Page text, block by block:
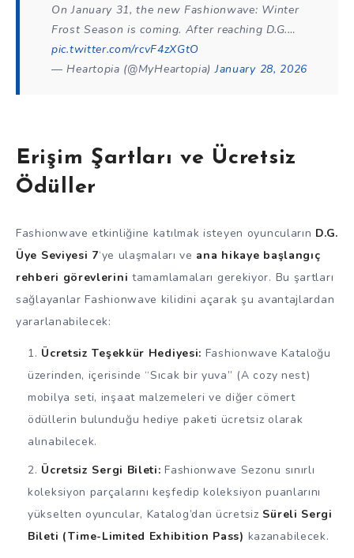
On January 31, the new Fashionwave: Winter
Frost Season is coming. After reaching D.G.…
pic.twitter.com/rcvF4zXGtO
— Heartopia (@MyHeartopia)January 28, 2026
Erişim Şartları ve Ücretsiz
Ödüller
Fashionwave etkinliğine katılmak isteyen oyuncuların D.G.
Üye Seviyesi 7‘ye ulaşmaları ve ana hikaye başlangıç
rehberi görevlerini tamamlamaları gerekiyor. Bu şartları
sağlayanlar Fashionwave kilidini açarak şu avantajlardan
yararlanabilecek:
Ücretsiz Teşekkür Hediyesi: Fashionwave Kataloğu
üzerinden, içerisinde “Sıcak bir yuva” (A cozy nest)
mobilya seti, inşaat malzemeleri ve diğer cömert
ödüllerin bulunduğu hediye paketi ücretsiz olarak
alınabilecek.
Ücretsiz Sergi Bileti: Fashionwave Sezonu sınırlı
koleksiyon parçalarını keşfedip koleksiyon puanlarını
yükselten oyuncular, Katalog’dan ücretsiz Süreli Sergi
Bileti (Time-Limited Exhibition Pass) kazanabilecek.